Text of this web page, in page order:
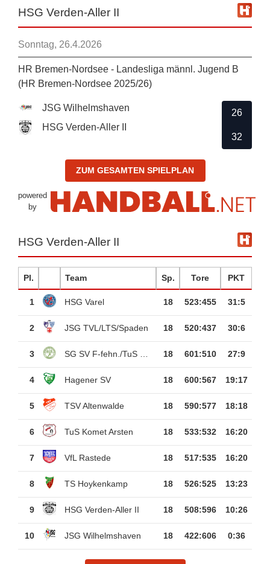
HSG Verden-Aller II
Sonntag, 26.4.2026
HR Bremen-Nordsee - Landesliga männl. Jugend B
(HR Bremen-Nordsee 2025/26)
JSG Wilhelmshaven
HSG Verden-Aller II
26
32
ZUM GESAMTEN SPIELPLAN
powered
by
HSG Verden-Aller II
Pl. Team Sp. Tore PKT
1 HSG Varel 18 523:455 31:5
2 JSG TVL/LTS/Spaden 18 520:437 30:6
3 SG SV F-fehn./TuS P-fehn 18 601:510 27:9
4 Hagener SV 18 600:567 19:17
5 TSV Altenwalde 18 590:577 18:18
6 TuS Komet Arsten 18 533:532 16:20
7 VfL Rastede 18 517:535 16:20
8 TS Hoykenkamp 18 526:525 13:23
9 HSG Verden-Aller II 18 508:596 10:26
10 JSG Wilhelmshaven 18 422:606 0:36